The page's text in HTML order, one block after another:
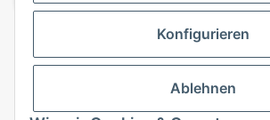
Vertrag widerrufen
Konfigurieren
Ablehnen